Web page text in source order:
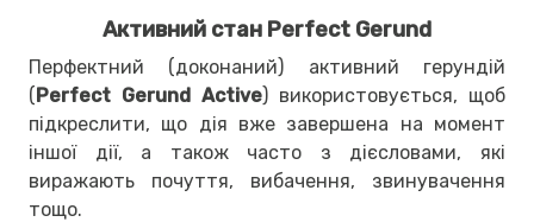
Активний стан Perfect Gerund
Перфектний (доконаний) активний герундій
(Perfect Gerund Active) використовується, щоб
підкреслити, що дія вже завершена на момент
іншої дії, а також часто з дієсловами, які
виражають почуття, вибачення, звинувачення
тощо.